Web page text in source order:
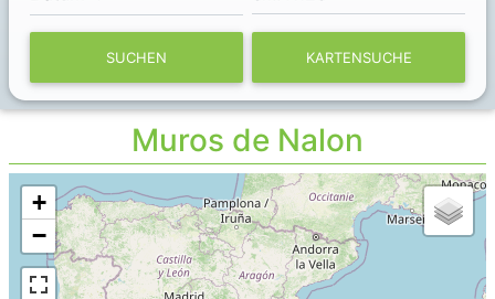
SUCHEN KARTENSUCHE
Muros de Nalon
+
−